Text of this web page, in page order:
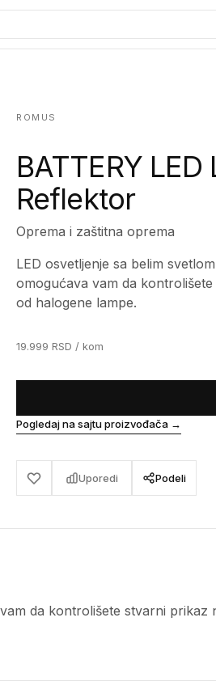
ROMUS
BATTERY
Reflektor
Oprema i zaštitna oprema
LED osvetljenje sa belim
omogućava vam da
od halogene lampe.
19.999 RSD / kom
Pogledaj na sajtu proizvođača →
Uporedi Podeli
da kontrolišete stvarni